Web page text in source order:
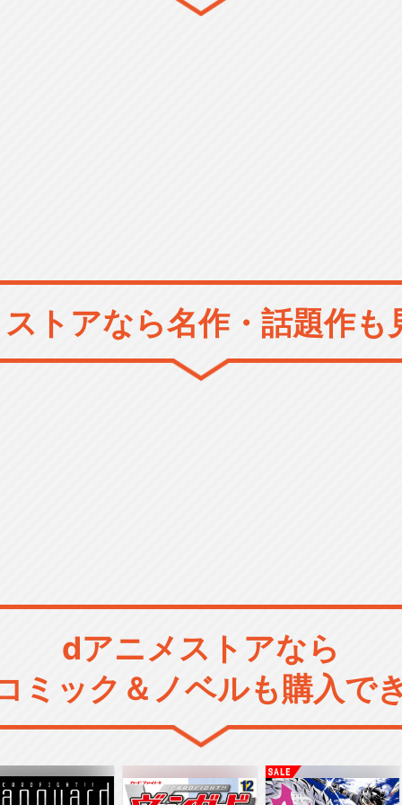
トアなら名作・話題作も
dアニメストアなら
ミック＆ノベルも購入で